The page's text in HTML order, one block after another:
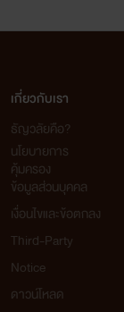
เกี่ยวกับเรา
ธัญวลัยคือ?
นโยบายการ
คุ้มครอง
ข้อมูลส่วนบุคคล
เงื่อนไขและข้อตกลง
Third-Party
Notice
ดาวน์โหลด